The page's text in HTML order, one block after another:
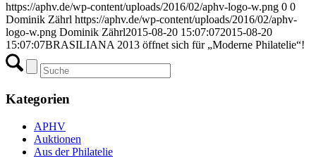
https://aphv.de/wp-content/uploads/2016/02/aphv-logo-w.png 0 0
Dominik Zährl https://aphv.de/wp-content/uploads/2016/02/aphv-
logo-w.png Dominik Zährl2015-08-20 15:07:072015-08-20
15:07:07BRASILIANA 2013 öffnet sich für „Moderne Philatelie“!
Kategorien
APHV
Auktionen
Aus der Philatelie